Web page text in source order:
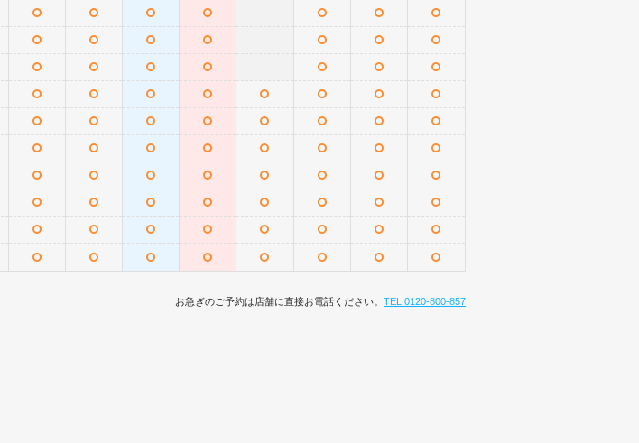
お急ぎのご予約は店舗に直接お電話ください。 TEL 0120-800-857